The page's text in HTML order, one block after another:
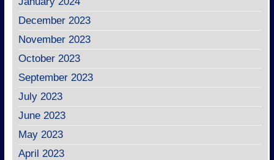
December 2023
November 2023
October 2023
September 2023
July 2023
June 2023
May 2023
April 2023